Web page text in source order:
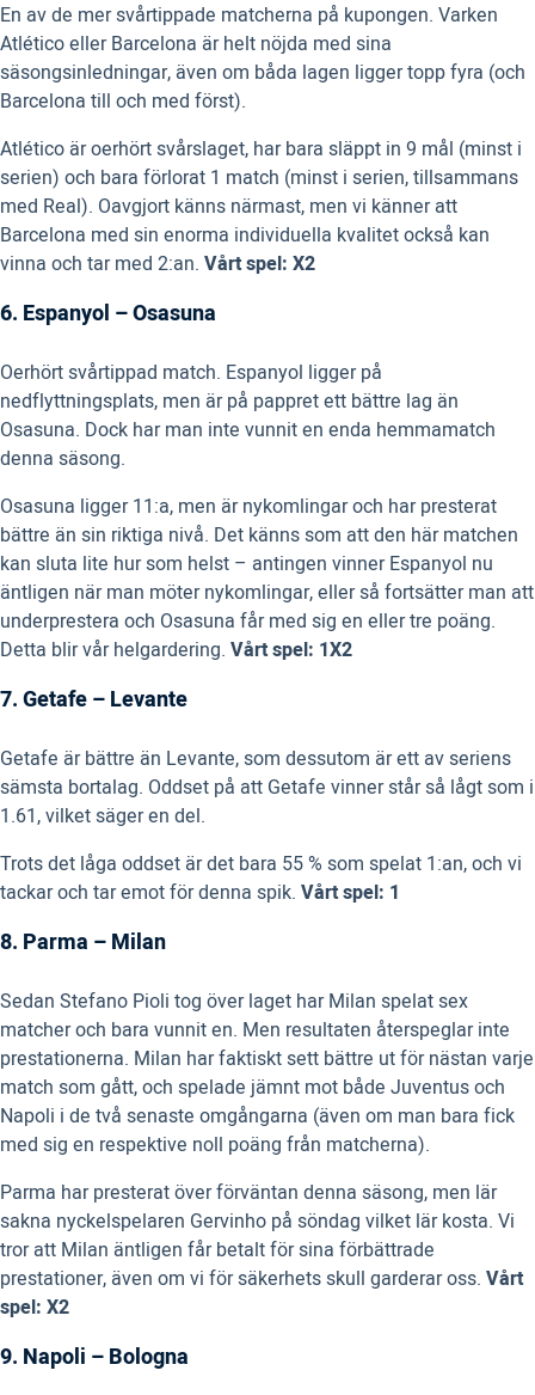
En av de mer svårtippade matcherna på kupongen. Varken
Atlético eller Barcelona är helt nöjda med sina
säsongsinledningar, även om båda lagen ligger topp fyra (och
Barcelona till och med först).
Atlético är oerhört svårslaget, har bara släppt in 9 mål (minst i
serien) och bara förlorat 1 match (minst i serien, tillsammans
med Real). Oavgjort känns närmast, men vi känner att
Barcelona med sin enorma individuella kvalitet också kan
vinna och tar med 2:an. Vårt spel: X2
6. Espanyol – Osasuna
Oerhört svårtippad match. Espanyol ligger på
nedflyttningsplats, men är på pappret ett bättre lag än
Osasuna. Dock har man inte vunnit en enda hemmamatch
denna säsong.
Osasuna ligger 11:a, men är nykomlingar och har presterat
bättre än sin riktiga nivå. Det känns som att den här matchen
kan sluta lite hur som helst – antingen vinner Espanyol nu
äntligen när man möter nykomlingar, eller så fortsätter man att
underprestera och Osasuna får med sig en eller tre poäng.
Detta blir vår helgardering. Vårt spel: 1X2
7. Getafe – Levante
Getafe är bättre än Levante, som dessutom är ett av seriens
sämsta bortalag. Oddset på att Getafe vinner står så lågt som i
1.61, vilket säger en del.
Trots det låga oddset är det bara 55 % som spelat 1:an, och vi
tackar och tar emot för denna spik. Vårt spel: 1
8. Parma – Milan
Sedan Stefano Pioli tog över laget har Milan spelat sex
matcher och bara vunnit en. Men resultaten återspeglar inte
prestationerna. Milan har faktiskt sett bättre ut för nästan varje
match som gått, och spelade jämnt mot både Juventus och
Napoli i de två senaste omgångarna (även om man bara fick
med sig en respektive noll poäng från matcherna).
Parma har presterat över förväntan denna säsong, men lär
sakna nyckelspelaren Gervinho på söndag vilket lär kosta. Vi
tror att Milan äntligen får betalt för sina förbättrade
prestationer, även om vi för säkerhets skull garderar oss. Vårt
spel: X2
9. Napoli – Bologna